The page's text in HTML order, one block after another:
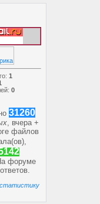
1
0
31260
, вчера +
файлов
форуме
ответов.